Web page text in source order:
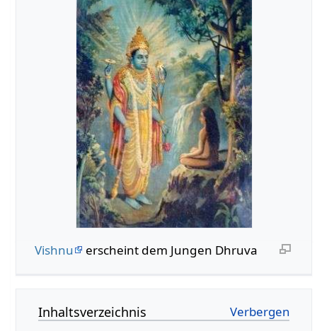
Vishnu erscheint dem Jungen Dhruva
Inhaltsverzeichnis